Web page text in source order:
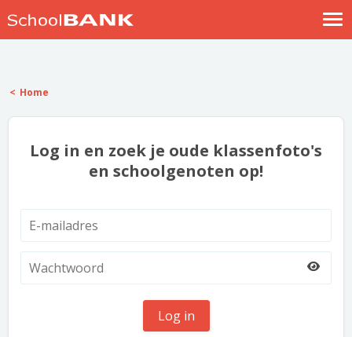
Help
Home
Log in en zoek je oude klassenfoto's
en schoolgenoten op!
Log in